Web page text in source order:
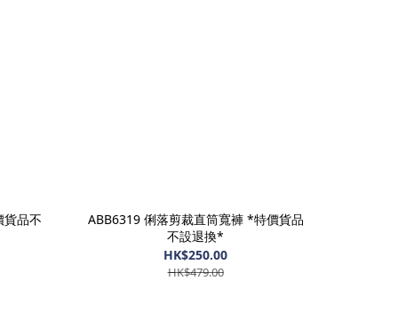
貨品不
ABB6319 俐落剪裁直筒寬褲 *特價貨品
不設退換*
HK$250.00
HK$479.00